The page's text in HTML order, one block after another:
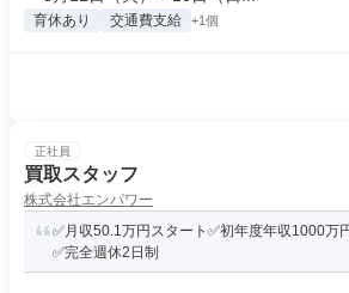
育休あり 交通費支給 +1個
正社員
買取スタッフ
株式会社エンパワー
✅月収50.1万円スタート✅初年度年収1000万
✅完全週休2日制